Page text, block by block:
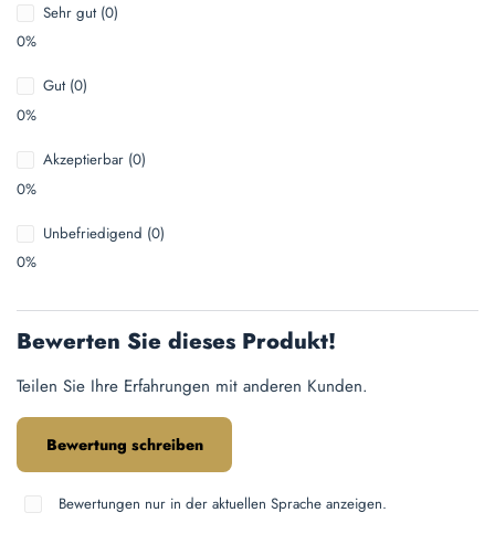
Sehr gut (0)
0%
Gut (0)
0%
Akzeptierbar (0)
0%
Unbefriedigend (0)
0%
Bewerten Sie dieses Produkt!
Teilen Sie Ihre Erfahrungen mit anderen Kunden.
Bewertung schreiben
Bewertungen nur in der aktuellen Sprache anzeigen.